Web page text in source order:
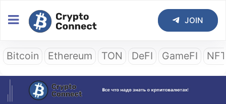
JOIN
Bitcoin Ethereum TON DeFI GameFI